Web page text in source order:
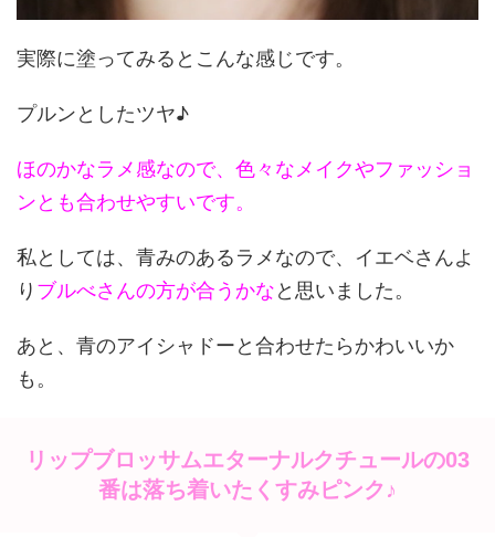
実際に塗ってみるとこんな感じです。
プルンとしたツヤ♪
ほのかなラメ感なので、色々なメイクやファッショ
ンとも合わせやすいです。
私としては、青みのあるラメなので、イエベさんよ
り ブルべさんの方が合うかなと思いました。
あと、青のアイシャドーと合わせたらかわいいか
も。
リップブロッサムエターナルクチュールの03
番は落ち着いたくすみピンク♪